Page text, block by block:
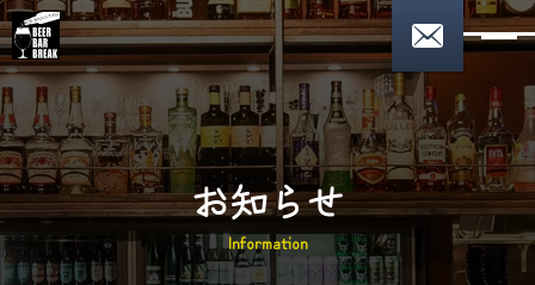
0276-59-9078
17:00〜翌2:00 月曜定休
お問い合わせ
HOME
メニュー
お知らせ
Information